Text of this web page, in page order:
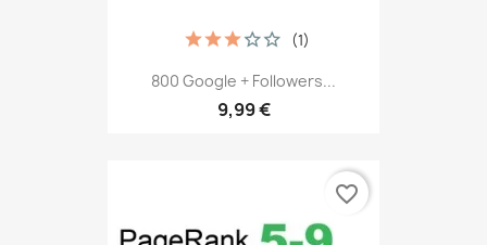
800 Google + Followers...
9,99 €
(1)
favorite_border